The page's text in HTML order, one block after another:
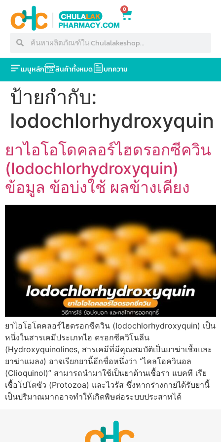
0
เมนูหลัก สินค้าทั้งหมด บทความ
ป้ายกำกับ:
Iodochlorhydroxyquin
ยาไอโอโดคลอร์ไฮดรอกซีควิน
(Iodochlorhydroxyquin)
ข้อมูล ข้อบ่งใช้ ผลข้างเคียง
ยาไอโอโดคลอร์ไฮดรอกซีควิน (Iodochlorhydroxyquin) เป็น
หนึ่งในสารเคมีประเภทไฮ ดรอกซีควิโนลีน
(Hydroxyquinolines, สารเคมีที่มีคุณสมบัติเป็นยาฆ่าเชื้อและ
ยาฆ่าแมลง) อาจเรียกยานี้อีกชื่อหนึ่งว่า “ไคลโอควินอล
(Clioquinol)” สามารถนำมาใช้เป็นยาต้านเชื้อรา แบคที เรีย
เชื้อโปโตซัว (Protozoa) และไวรัส ซึ่งหากร่างกายได้รับยานี้
เป็นปริมาณมากอาจทำให้เกิดพิษต่อระบบประสาทได้